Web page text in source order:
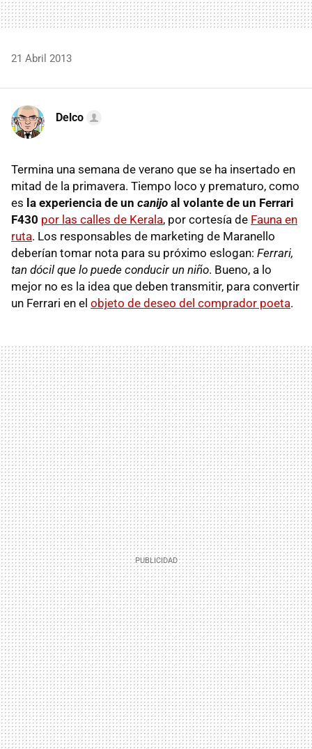
21 Abril 2013
Delco
Termina una semana de verano que se ha insertado en
mitad de la primavera. Tiempo loco y prematuro, como
es la experiencia de un canijo al volante de un Ferrari
F430 por las calles de Kerala, por cortesía de Fauna en
ruta. Los responsables de marketing de Maranello
deberían tomar nota para su próximo eslogan: Ferrari,
tan dócil que lo puede conducir un niño. Bueno, a lo
mejor no es la idea que deben transmitir, para convertir
un Ferrari en el objeto de deseo del comprador poeta.